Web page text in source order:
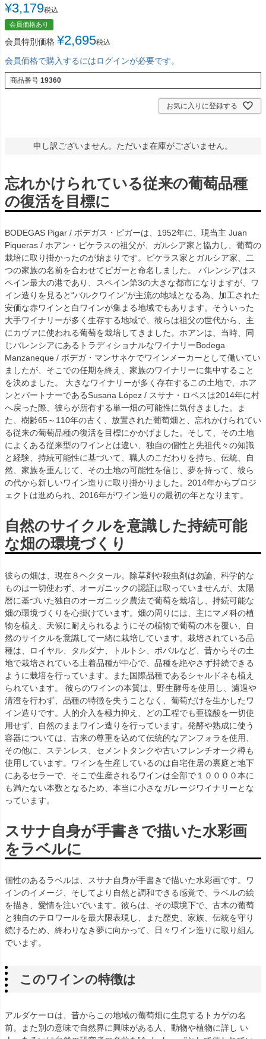
¥3,179税込
会員価格あり
会員特別価格 ¥2,695税込
会員価格で購入するにはログインが必要です。
商品番号 19360
お気に入りに登録する
申し訳ございません。ただいま在庫がございません。
忘れかけられている従来の葡萄品種
の復活を目標に
BODEGAS Pigar / ボデガス・ピガーは、1952年に、現当主 Juan
Piqueras / ホアン・ピケラスの祖父が、ガルシア家と協力し、葡萄の
栽培に取り掛かったのが始まりです。ピケラス家とガルシア家、二
つの家族の名前を合わせてピガーと命名しました。 バレンシアはス
ペイン最大の港であり、スペイン第3の大きな都市になりますが、ワ
イン造りを見ると“バルクワイン”が主流の地域となる為、加工された
安価な赤ワインと白ワインが集まる地域でもあります。そういった
大手ワイナリーが多く生存する地域で、彼らは祖父の世代から、主
にカヴァに使われる葡萄を栽培してきました。ホアンは、当時、同
じバレンシアにあるトラディショナルなワイナリーBodega
Manzaneque / ボデガ・マンサネケでワインメーカーとして働いてい
ましたが、そこでの任期を終え、家族のワイナリーに集中すること
を決めました。 大きなワイナリーが多く存在するこの土地で、ホア
ンとパートナーであるSusana López / スサナ・ロペスは2014年に村
へ戻った際、彼らが所有する単一畑の可能性に気付きました。ま
た、樹齢65～110年の古く、放置された葡萄畑と、忘れかけられてい
る従来の葡萄品種の復活を目標にかかげました。そして、その土地
によくある従来型のワインとは違い、独自の個性と先祖代々の知識
と経験、持続可能性に基づいて、職人のこだわりを持ち、伝統、自
然、家族を重んじて、その土地の可能性を信じ、夢を持って、彼ら
の代から新しいワイン造りに取り掛かりました。2014年からプロジ
ェクトは進められ、2016年がワイン造りの最初の年となります。
自然のサイクルを意識した持続可能
な畑の環境づくり
彼らの畑は、現在８ヘクタール。除草剤や殺虫剤は勿論、科学的な
ものは一切使わず、オーガニックの認証は取っていませんが、太陽
暦に基づいた独自のオーガニック農法で葡萄を栽培し、持続可能な
畑の環境づくりを心掛けています。畑の周りには、主にマメ科の植
物を植え、天候に耐えられるようにその植物で葡萄の木を覆い、自
然のサイクルを意識して一緒に栽培しています。栽培されている品
種は、ロイヤル、タルダナ、トルトシ、ボバルなど、昔からその土
地で栽培されている土着品種が中心で、品種を絶やさず持続できる
ように栽培を行っています。また国際品種であるシャルドネも植え
られています。 彼らのワインの本質は、野生酵母を使用し、濾過や
清澄を行わず、品種の特徴を失うことなく、葡萄だけを生かしたワ
イン造りです。人的介入を極力抑え、どの工程でも亜硫酸を一切使
用せず、自然のままワイン造りを行っています。発酵や熟成に使う
容器については、古来の尊重を込めて伝統的なアンフォラを使用、
その他に、ステンレス、セメントタンクや古いフレンチオーク樽も
使用しています。ワインを生産しているのは自宅住居の裏庭と地下
にあるセラーで、そこで生産されるワインは全部で１００００本に
も満たない本数となるため、本当に小さなガレージワイナリーとな
っています。
スサナ自身が手書きで描いた水彩画
をラベルに
個性のあるラベルは、スサナ自身が手書きで描いた水彩画です。ワ
インのイメージ、そしてより自然と調和できる感覚で、ラベルの絵
を描き、愛情を注いでいます。彼らは、その環境下で、古木の葡萄
と独自のテロワールを最大限表現し、また歴史、家族、伝統を守り
続けるため、終わりなき夢に向かって、日々ワイン造りに取り組ん
でいます。
このワインの特徴は
アルダケーロは、昔からこの地域の葡萄畑に生息するトカゲの名
前。また別の意味で自然界に興味がある人、動物や植物に詳し い